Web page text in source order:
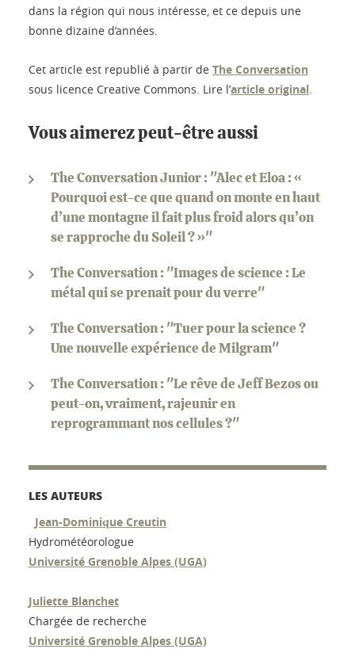
dans la région qui nous intéresse, et ce depuis une
bonne dizaine d’années.
Cet article est republié à partir de The Conversation
sous licence Creative Commons. Lire l’article original.
Vous aimerez peut-être aussi
The Conversation Junior : "Alec et Eloa : «
Pourquoi est-ce que quand on monte en haut
d’une montagne il fait plus froid alors qu’on
se rapproche du Soleil ? »"
The Conversation : "Images de science : Le
métal qui se prenait pour du verre"
The Conversation : "Tuer pour la science ?
Une nouvelle expérience de Milgram"
The Conversation : "Le rêve de Jeff Bezos ou
peut-on, vraiment, rajeunir en
reprogrammant nos cellules ?"
LES AUTEURS
Jean-Dominique Creutin
Hydrométéorologue
Université Grenoble Alpes (UGA)
Juliette Blanchet
Chargée de recherche
Université Grenoble Alpes (UGA)